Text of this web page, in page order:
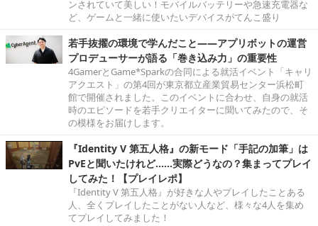
ンされていて美しい！モバイルバッテリーや急速充電器な
ど、ゲームと一緒に使いたいデバイスがてんこ盛り
若手抜擢の環境で学んだこと――アプリボットの運営
プロデューサーが語る「巻き込み力」の重要性
4GamerとGame*Sparkの合同による就活イベント「キャリ
アクエスト」の第4回が東京都立産業貿易センター浜松町
館で開催されました。このイベントに合わせ、自身の就活
時のエピソードを若手クリエイターに聞いてみたので、そ
の模様をお届けします。
『Identity V 第五人格』の新モード「手記の加筆」は
PvEと聞いたけれど……実際どうなの？集まってプレイ
してみた！【プレイレポ】
『Identity V 第五人格』が好きな人やプレイしたことある
人、全くプレイしたことがない人など、様々な4人を集め
てプレイしてみました！